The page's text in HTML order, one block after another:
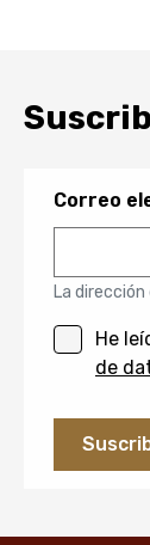
Correo
La
He
de